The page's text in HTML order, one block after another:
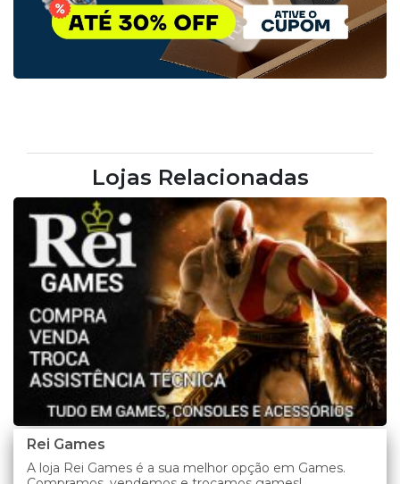
Lojas Relacionadas
Rei Games
A loja Rei Games é a sua melhor opção em Games.